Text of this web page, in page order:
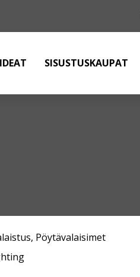
SISUSTUSKAUPAT
, Pöytävalaisimet